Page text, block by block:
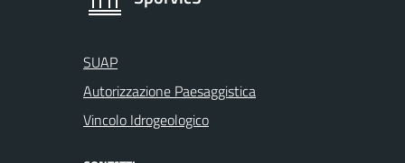
SUAP
Autorizzazione Paesaggistica
Vincolo Idrogeologico